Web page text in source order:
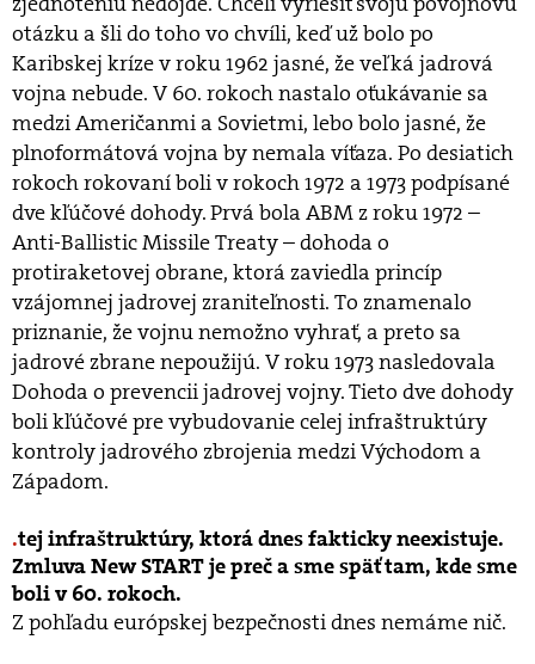
otázku a šli do toho vo chvíli, keď už bolo po
Karibskej kríze v roku 1962 jasné, že veľká jadrová
vojna nebude. V 60. rokoch nastalo oťukávanie sa
medzi Američanmi a Sovietmi, lebo bolo jasné, že
plnoformátová vojna by nemala víťaza. Po desiatich
rokoch rokovaní boli v rokoch 1972 a 1973 podpísané
dve kľúčové dohody. Prvá bola ABM z roku 1972 –
Anti-Ballistic Missile Treaty – dohoda o
protiraketovej obrane, ktorá zaviedla princíp
vzájomnej jadrovej zraniteľnosti. To znamenalo
priznanie, že vojnu nemožno vyhrať, a preto sa
jadrové zbrane nepoužijú. V roku 1973 nasledovala
Dohoda o prevencii jadrovej vojny. Tieto dve dohody
boli kľúčové pre vybudovanie celej infraštruktúry
kontroly jadrového zbrojenia medzi Východom a
Západom.
tej infraštruktúry, ktorá dnes fakticky neexistuje.
Zmluva New START je preč a sme späť tam, kde sme
boli v 60. rokoch.
Z pohľadu európskej bezpečnosti dnes nemáme nič.